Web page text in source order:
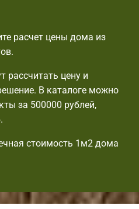
расчет цены дома из
рассчитать цену и
В каталоге можно
за 500000 рублей,
стоимость 1м2 дома